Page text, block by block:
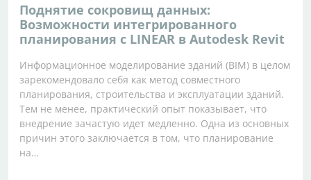
Поднятие сокровищ данных:
Возможности интегрированного
планирования с LINEAR в Autodesk Revit
Информационное моделирование зданий (BIM) в целом
зарекомендовало себя как метод совместного
планирования, строительства и эксплуатации зданий.
Тем не менее, практический опыт показывает, что
внедрение зачастую идет медленно. Одна из основных
причин этого заключается в том, что планирование
на…